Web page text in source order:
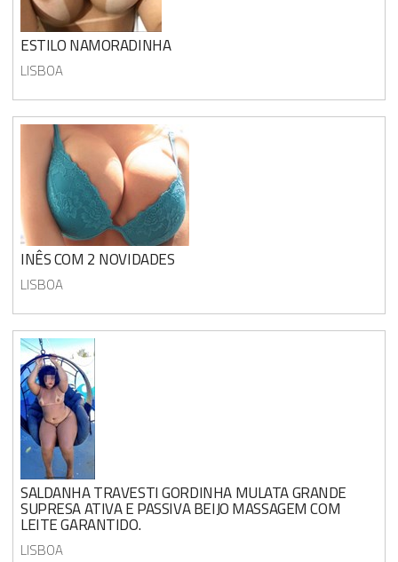
ESTILO NAMORADINHA
LISBOA
INÊS COM 2 NOVIDADES
LISBOA
SALDANHA TRAVESTI GORDINHA MULATA GRANDE
SUPRESA ATIVA E PASSIVA BEIJO MASSAGEM COM
LEITE GARANTIDO.
LISBOA